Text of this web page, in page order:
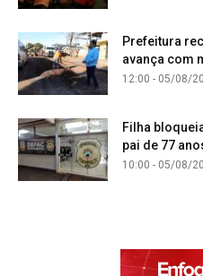
Prefeitura
avança com
12:00 - 05/08/
Filha
pai de 77
10:00 - 05/08/